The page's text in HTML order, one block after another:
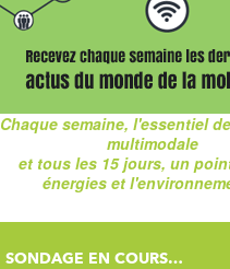
Chaque semaine, l'essentiel
multimodale
et tous les 15 jours, un
énergies et
SONDAGE EN COURS…